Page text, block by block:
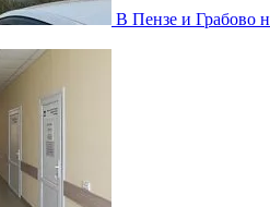
В Пензе и Грабово